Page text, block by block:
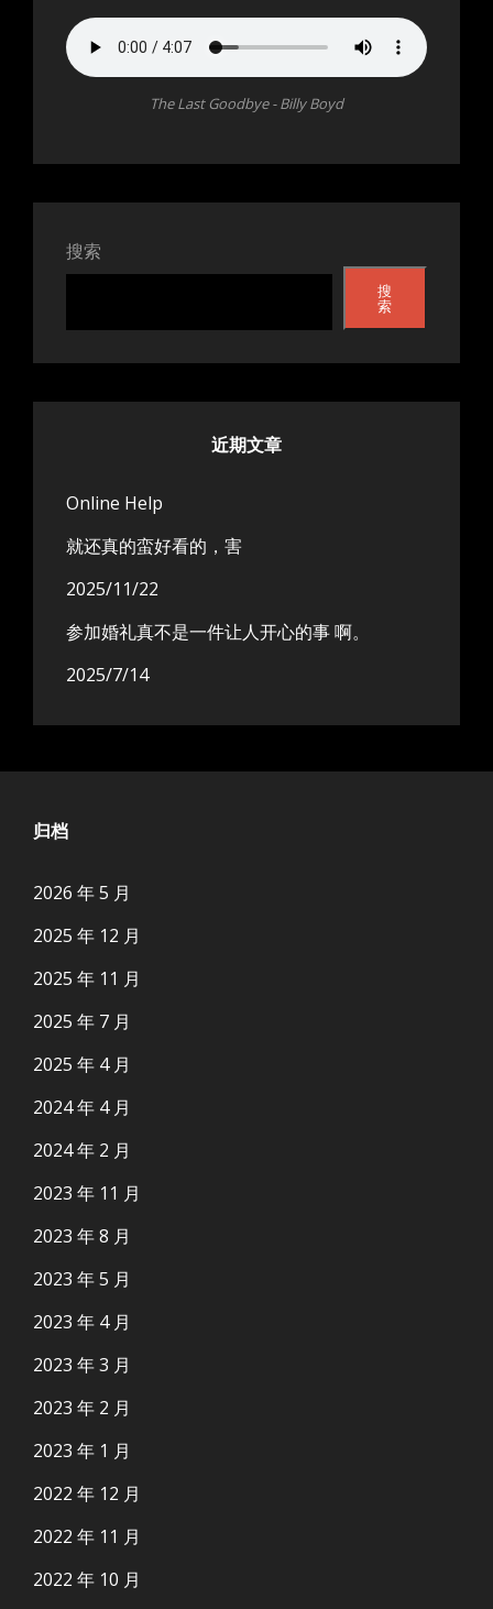
The Last Goodbye - Billy Boyd
搜索
搜
索
近期文章
Online Help
就还真的蛮好看的，害
2025/11/22
参加婚礼真不是一件让人开心的事 啊。
2025/7/14
归档
2026 年 5 月
2025 年 12 月
2025 年 11 月
2025 年 7 月
2025 年 4 月
2024 年 4 月
2024 年 2 月
2023 年 11 月
2023 年 8 月
2023 年 5 月
2023 年 4 月
2023 年 3 月
2023 年 2 月
2023 年 1 月
2022 年 12 月
2022 年 11 月
2022 年 10 月